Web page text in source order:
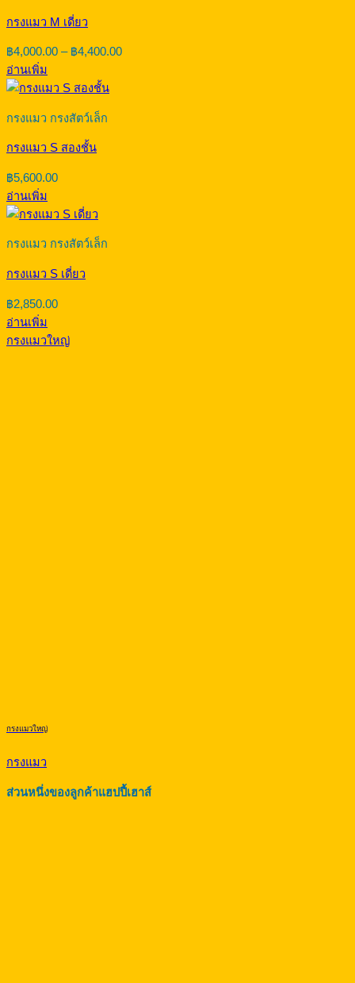
กรงแมว M เดี่ยว
฿4,000.00 – ฿4,400.00Price
อ่านเพิ่ม
กรงแมว กรงสัตว์เล็ก
กรงแมว S สองชั้น
฿5,600.00
อ่านเพิ่ม
กรงแมว กรงสัตว์เล็ก
กรงแมว S เดี่ยว
฿2,850.00
อ่านเพิ่ม
กรงแมวใหญ่
กรงแมวใหญ่
กรงแมว
ส่วนหนึ่งของลูกค้าแฮปปี้เฮาส์